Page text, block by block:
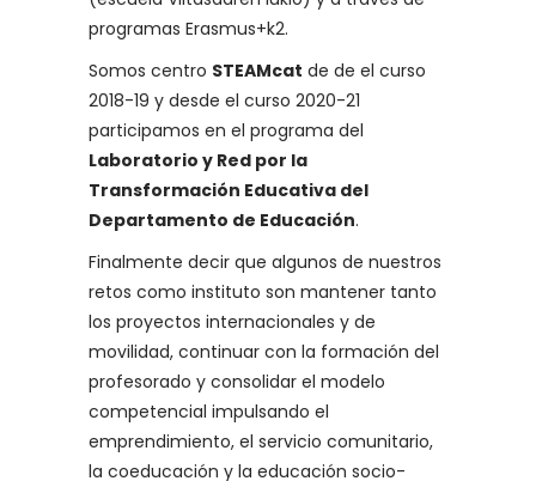
programas Erasmus+k2.
Somos centro STEAMcat de de el curso
2018-19 y desde el curso 2020-21
participamos en el programa del
Laboratorio y Red por la
Transformación Educativa del
Departamento de Educación.
Finalmente decir que algunos de nuestros
retos como instituto son mantener tanto
los proyectos internacionales y de
movilidad, continuar con la formación del
profesorado y consolidar el modelo
competencial impulsando el
emprendimiento, el servicio comunitario,
la coeducación y la educación socio-